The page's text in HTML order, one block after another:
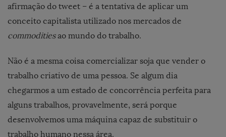
afirmação do tweet – é a tentativa de aplicar um
conceito capitalista utilizado nos mercados de
commoditiesao mundo do trabalho.
Não é a mesma coisa comercializar soja que vender o
trabalho criativo de uma pessoa. Se algum dia
chegarmos a um estado de concorrência perfeita para
alguns trabalhos, provavelmente, será porque
desenvolvemos uma máquina capaz de substituir o
trabalho humano nessa área.